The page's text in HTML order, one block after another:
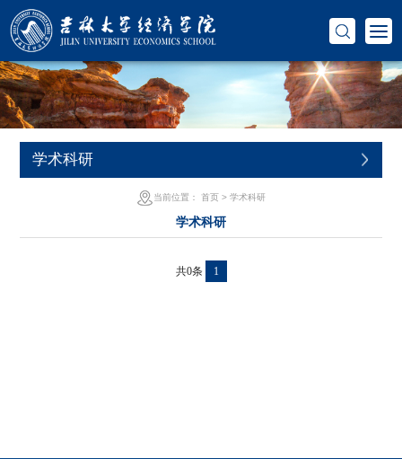
学术科研
当前位置： 首页> 学术科研
学术科研
共0条 1